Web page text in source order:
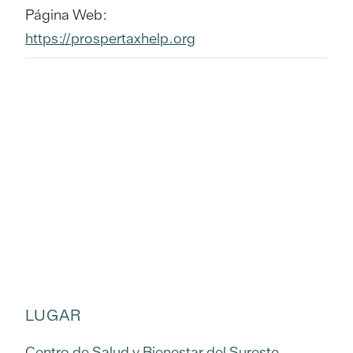
Página Web:
https://prospertaxhelp.org
LUGAR